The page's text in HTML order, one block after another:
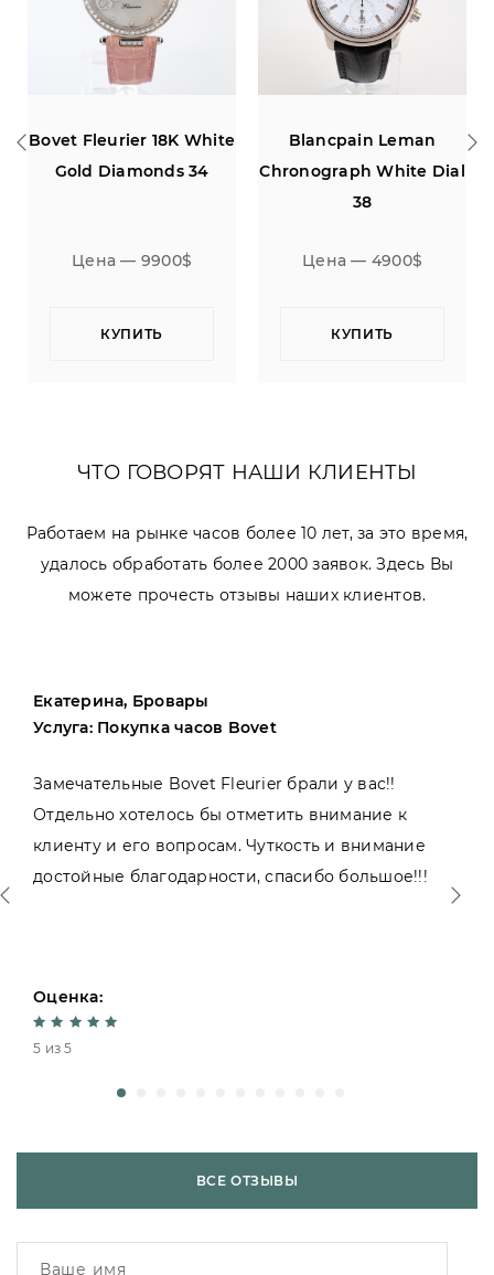
Bovet Fleurier 18K White
Gold Diamonds 34
Цена — 9900$
КУПИТЬ
Blancpain Leman
Chronograph White Dial
38
Цена — 4900$
КУПИТЬ
ЧТО ГОВОРЯТ НАШИ КЛИЕНТЫ
Работаем на рынке часов более 10 лет, за это время,
удалось обработать более 2000 заявок. Здесь Вы
можете прочесть отзывы наших клиентов.
Екатерина, Бровары
Услуга: Покупка часов Bovet
Замечательные Bovet Fleurier брали у вас!!
Отдельно хотелось бы отметить внимание к
клиенту и его вопросам. Чуткость и внимание
достойные благодарности, спасибо большое!!!
Оценка:
5 из 5
ВСЕ ОТЗЫВЫ